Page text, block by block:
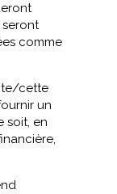
seront
comme
cette
un
soit, en